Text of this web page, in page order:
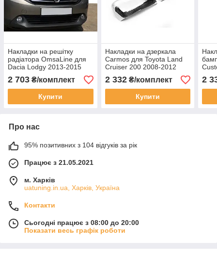
Накладки на решітку
радіатора OmsaLine для
Dacia Lodgy 2013-2015
Хром решітка Дачія Лоджі
4 шт.
2 703 ₴/комплект
Купити
Накладки на дзеркала
Carmos для Toyota Land
Cruiser 200 2008-2012
Хром дзеркал Тойота
Ленд Крузер 200 2 шт.
2 332₴/комплект
Купити
2
Про нас
95% позитивних з 104 відгуків за рік
Працює з 21.05.2021
м. Харків
uatuning.in.ua, Харків, Україна
Контакти
Сьогодні працює з 08:00 до 20:00
Показати весь графік роботи